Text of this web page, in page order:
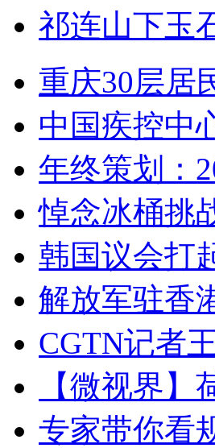
祁连山下玉
重庆30层
中国疾控中
年终策划：
悼念冰桶挑
韩国议会打
解放军驻香
CGTN记者
【微视界
专家带你看